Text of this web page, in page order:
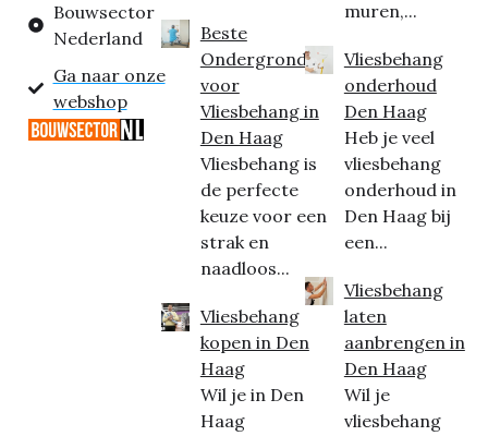
Bouwsector
Nederland
Ga naar onze
webshop
Beste
Ondergrond
voor
Vliesbehang in
Den Haag
Vliesbehang is
de perfecte
keuze voor een
strak en
naadloos...
Vliesbehang
kopen in Den
Haag
Wil je in Den
Haag
muren,...
Vliesbehang
onderhoud
Den Haag
Heb je veel
vliesbehang
onderhoud in
Den Haag bij
een...
Vliesbehang
laten
aanbrengen in
Den Haag
Wil je
vliesbehang